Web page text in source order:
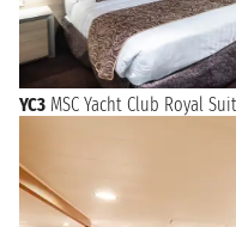
YC3 MSC Yacht Club Royal